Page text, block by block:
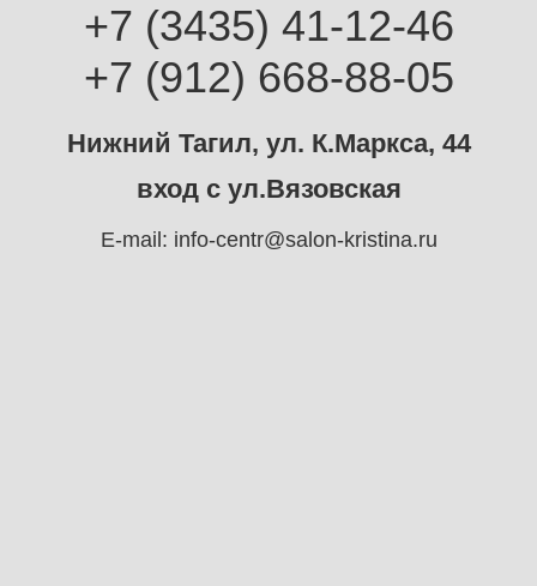
+7 (3435) 41-12-46
+7 (912) 668-88-05
Нижний Тагил, ул. К.Маркса, 44
вход с ул.Вязовская
E-mail: info-centr@salon-kristina.ru